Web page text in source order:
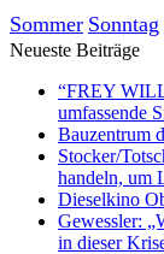
Sommer Sonntag
Neueste Beiträge
“FREY
umfassende
Bauzentrum
Stocker/
handeln, um
Dieselkino
Gewessler:
in dieser